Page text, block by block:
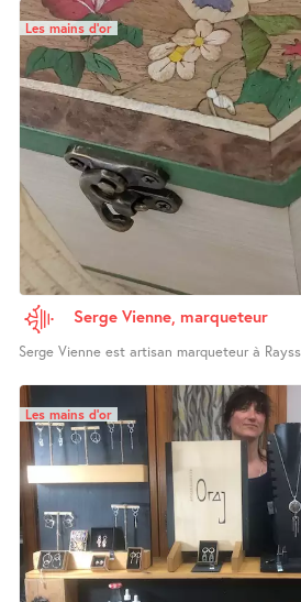
Les mains d’or
Serge Vienne, marqueteur
Serge Vienne est artisan marqueteur à
Les mains d’or